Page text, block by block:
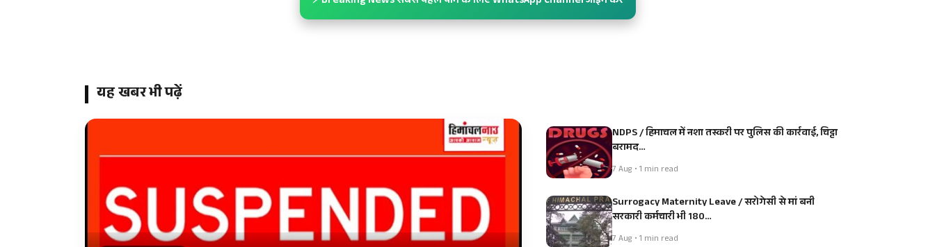
यह खबर भी पढ़ें
NDPS / हिमाचल में नशा तस्करी पर पुलिस की कार्रवाई, चिट्टा
बरामद…
7 Aug • 1 min read
Surrogacy Maternity Leave / सरोगेसी से मां बनी
सरकारी कर्मचारी भी 180…
7 Aug • 1 min read